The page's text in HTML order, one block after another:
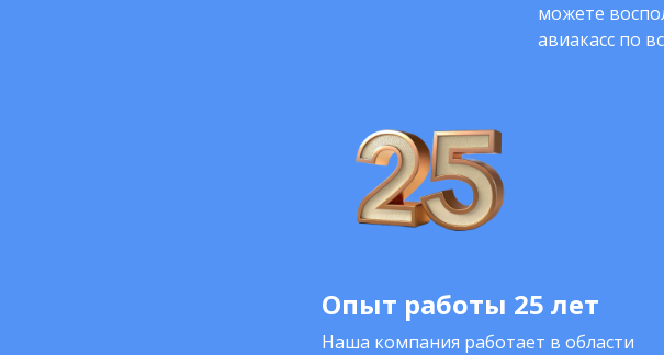
можете
авиакасс по
Опыт работы 25 лет
Наша компания работает в области